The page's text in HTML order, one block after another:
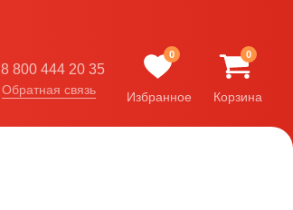
8 800 444 20 35
Обратная связь
0
Избранное
0
Корзина